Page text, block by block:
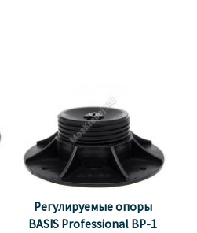
Регулируемые опоры
BASIS Professional BP-1